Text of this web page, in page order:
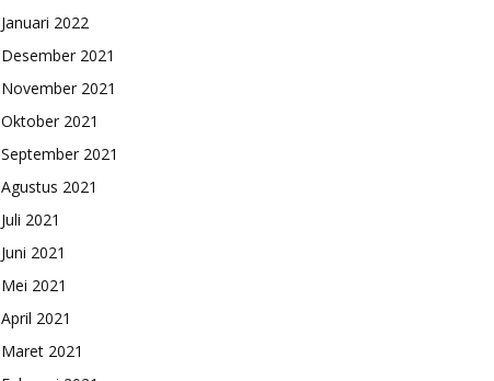
Januari 2022
Desember 2021
November 2021
Oktober 2021
September 2021
Agustus 2021
Juli 2021
Juni 2021
Mei 2021
April 2021
Maret 2021